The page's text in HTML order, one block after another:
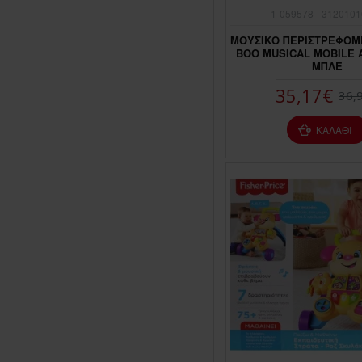
ΜΟΥΣΙΚΟ
BOO MUSICAL MOBILE
ΜΠΛΕ
35,17€
ΚΑΛΆΘΙ